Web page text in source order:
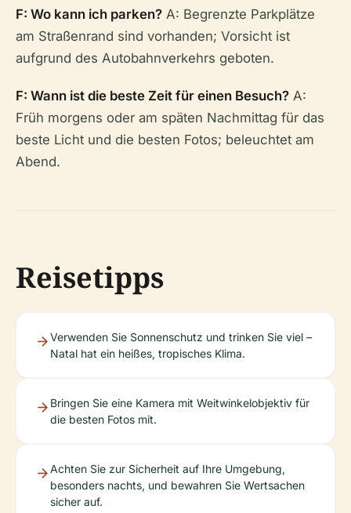
F: Wo kann ich parken? A: Begrenzte Parkplätze
am Straßenrand sind vorhanden; Vorsicht ist
aufgrund des Autobahnverkehrs geboten.
F: Wann ist die beste Zeit für einen Besuch? A:
Früh morgens oder am späten Nachmittag für das
beste Licht und die besten Fotos; beleuchtet am
Abend.
Reisetipps
Verwenden Sie Sonnenschutz und trinken Sie viel –
Natal hat ein heißes, tropisches Klima.
Bringen Sie eine Kamera mit Weitwinkelobjektiv für
die besten Fotos mit.
Achten Sie zur Sicherheit auf Ihre Umgebung,
besonders nachts, und bewahren Sie Wertsachen
sicher auf.